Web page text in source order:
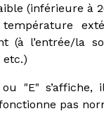
(inférieure à
(à l’entrée/la
etc.)
"E"
pas